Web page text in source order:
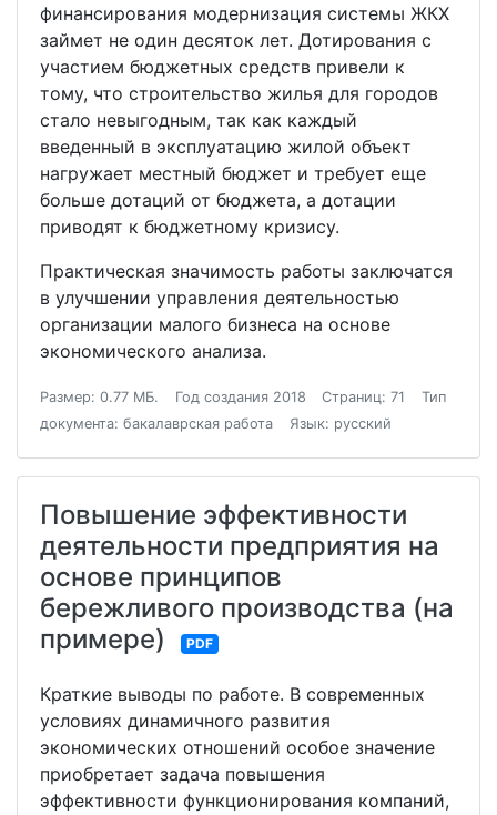
финансирования модернизация системы ЖКХ
займет не один десяток лет. Дотирования с
участием бюджетных средств привели к
тому, что строительство жилья для городов
стало невыгодным, так как каждый
введенный в эксплуатацию жилой объект
нагружает местный бюджет и требует еще
больше дотаций от бюджета, а дотации
приводят к бюджетному кризису.
Практическая значимость работы заключатся
в улучшении управления деятельностью
организации малого бизнеса на основе
экономического анализа.
Размер: 0.77 МБ. Год создания 2018 Страниц: 71
Тип
документа: бакалаврская работа
Язык: русский
Повышение эффективности
деятельности предприятия на
основе принципов
бережливого производства (на
примере)
PDF
Краткие выводы по работе. В современных
условиях динамичного развития
экономических отношений особое значение
приобретает задача повышения
эффективности функционирования компаний,